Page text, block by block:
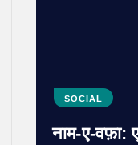
SOCIAL
नाम-ए-